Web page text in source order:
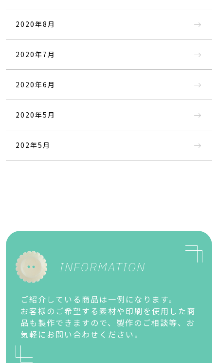
2020年8月
2020年7月
2020年6月
2020年5月
202年5月
INFORMATION
ご紹介している商品は一例になります。
お客様のご希望する素材や印刷を使用した商
品も製作できますので、製作のご相談等、お
気軽にお問い合わせください。